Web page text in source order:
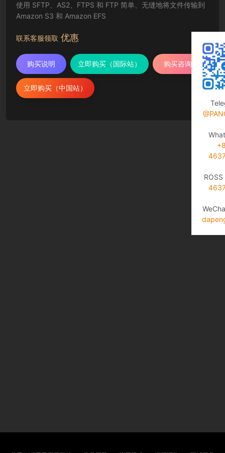
使用 SFTP、AS2、FTPS 和 FTP 简单、无缝地将文件传输到
Amazon S3 和 Amazon EFS
联系客服领取 优惠
购买说明 立即购买（国际站） 购买咨询
立即购买（中国站）